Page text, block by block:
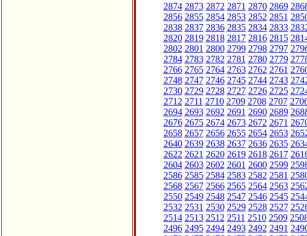
2874 2873 2872 2871 2870 2869
2856 2855 2854 2853 2852 2851
2838 2837 2836 2835 2834 2833
2820 2819 2818 2817 2816 2815
2802 2801 2800 2799 2798 2797
2784 2783 2782 2781 2780 2779
2766 2765 2764 2763 2762 2761
2748 2747 2746 2745 2744 2743
2730 2729 2728 2727 2726 2725
2712 2711 2710 2709 2708 2707
2694 2693 2692 2691 2690 2689
2676 2675 2674 2673 2672 2671
2658 2657 2656 2655 2654 2653
2640 2639 2638 2637 2636 2635
2622 2621 2620 2619 2618 2617
2604 2603 2602 2601 2600 2599
2586 2585 2584 2583 2582 2581
2568 2567 2566 2565 2564 2563
2550 2549 2548 2547 2546 2545
2532 2531 2530 2529 2528 2527
2514 2513 2512 2511 2510 2509
2496 2495 2494 2493 2492 2491